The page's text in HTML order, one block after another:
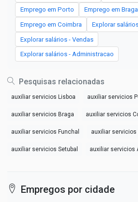
Emprego em Porto Emprego em Braga
Emprego em Coimbra Explorar
Explorar salários - Vendas
Explorar salários - Administracao
Pesquisas relacionadas
auxiliar servicios Lisboa auxiliar servicios
auxiliar servicios Braga auxiliar servicios
auxiliar servicios Funchal auxiliar servicios
auxiliar servicios Setubal auxiliar servicios
Empregos por cidade